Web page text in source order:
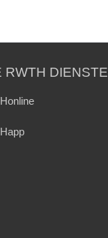
RWTH DIENSTE